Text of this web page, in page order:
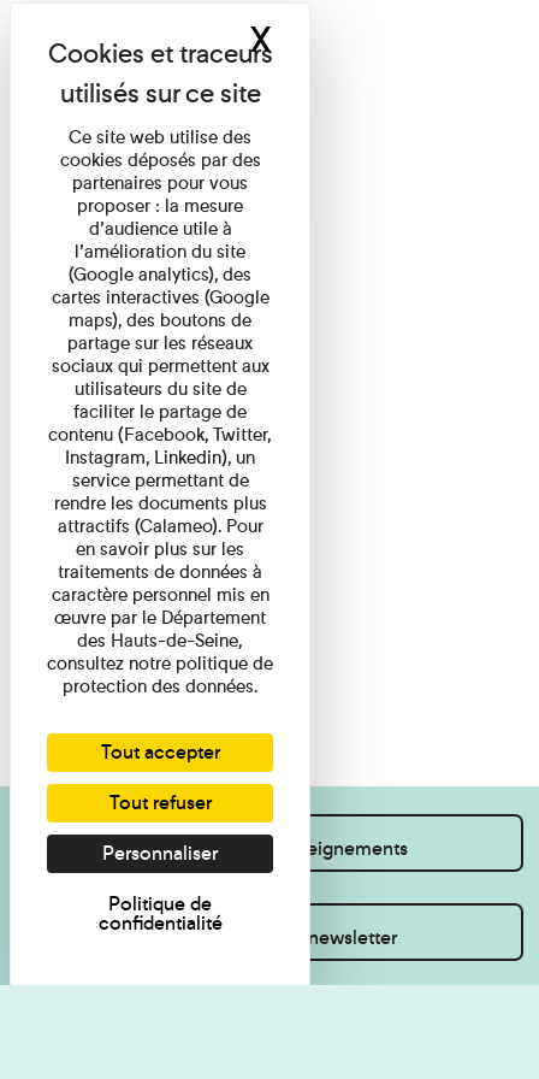
Je souhaite des renseignements
Inscrivez-vous à la newsletter
Ce site web utilise des
cookies déposés par des
partenaires pour vous
proposer : la mesure
d’audience utile à
l’amélioration du site
(Google analytics), des
cartes interactives (Google
maps), des boutons de
partage sur les réseaux
sociaux qui permettent aux
utilisateurs du site de
faciliter le partage de
contenu (Facebook, Twitter,
Instagram, Linkedin), un
service permettant de
rendre les documents plus
attractifs (Calameo). Pour
en savoir plus sur les
traitements de données à
caractère personnel mis en
œuvre par le Département
des Hauts-de-Seine,
consultez notre politique de
protection des données.
Tout accepter
Tout refuser
Personnaliser
Politique de
confidentialité
XMasquer le